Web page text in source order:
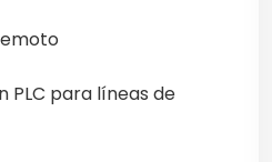
PLC para líneas de